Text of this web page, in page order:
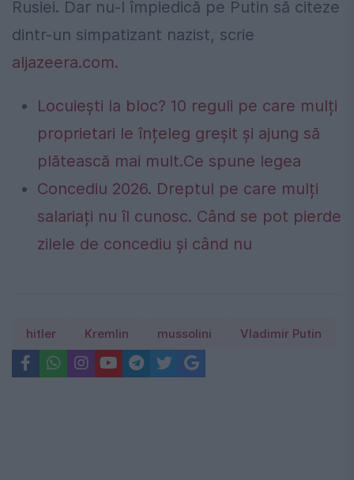
Rusiei. Dar nu-l împiedică pe Putin să citeze
dintr-un simpatizant nazist, scrie
aljazeera.com.
Locuiești la bloc? 10 reguli pe care mulți
proprietari le înțeleg greșit și ajung să
plătească mai mult.Ce spune legea
Concediu 2026. Dreptul pe care mulți
salariați nu îl cunosc. Când se pot pierde
zilele de concediu și când nu
hitler Kremlin mussolini Vladimir Putin